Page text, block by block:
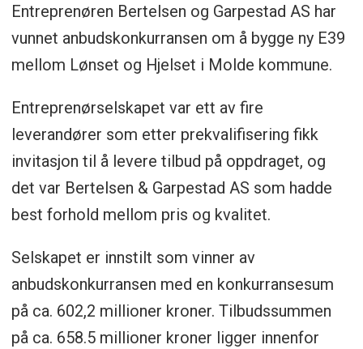
Entreprenøren Bertelsen og Garpestad AS har
vunnet anbudskonkurransen om å bygge ny E39
mellom Lønset og Hjelset i Molde kommune.
Entreprenørselskapet var ett av fire
leverandører som etter prekvalifisering fikk
invitasjon til å levere tilbud på oppdraget, og
det var Bertelsen & Garpestad AS som hadde
best forhold mellom pris og kvalitet.
Selskapet er innstilt som vinner av
anbudskonkurransen med en konkurransesum
på ca. 602,2 millioner kroner. Tilbudssummen
på ca. 658.5 millioner kroner ligger innenfor